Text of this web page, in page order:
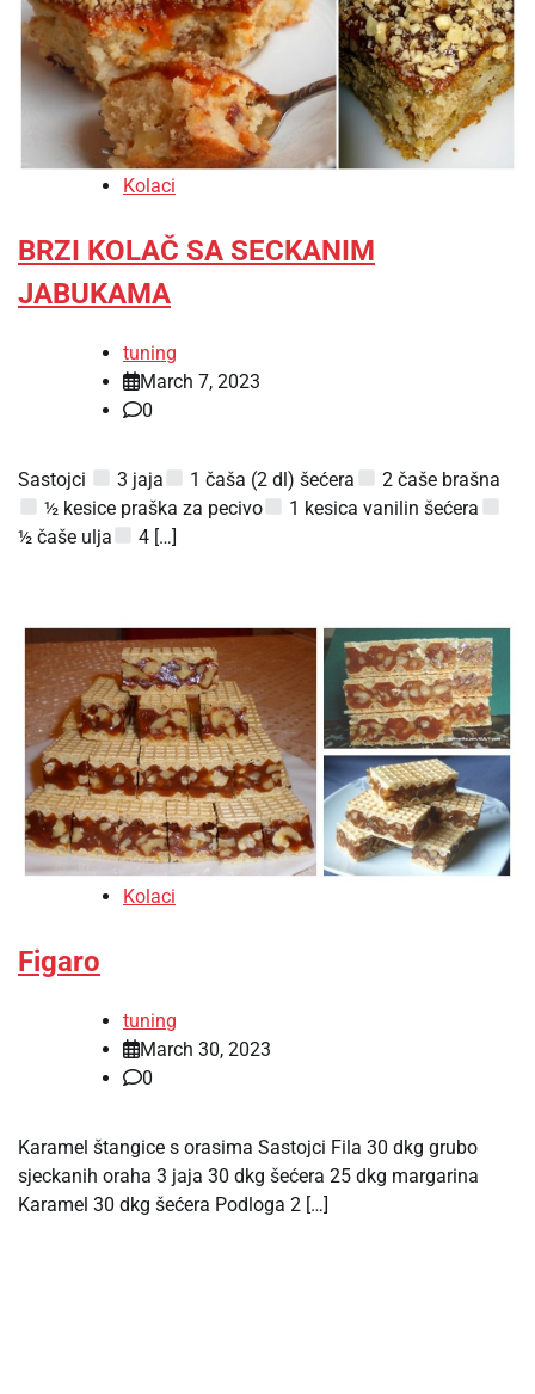
Kolaci
BRZI KOLAČ SA SECKANIM
JABUKAMA
tuning
March 7, 2023
0
Sastojci 3 jaja 1 čaša (2 dl) šećera
2 čaše brašna
½ kesice praška za pecivo
1 kesica vanilin šećera
½ čaše ulja
4 […]
Kolaci
Figaro
tuning
March 30, 2023
0
Karamel štangice s orasima Sastojci Fila 30 dkg grubo
sjeckanih oraha 3 jaja 30 dkg šećera 25 dkg margarina
Karamel 30 dkg šećera Podloga 2 […]